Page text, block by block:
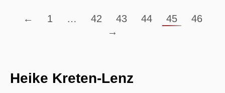
← 1 … 42 43 44 45
46
→
Heike Kreten-Lenz